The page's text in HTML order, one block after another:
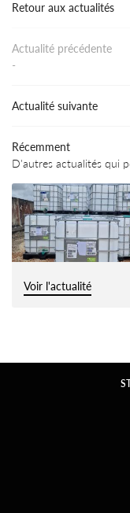
Galerie
Avis
Actualités
Contact
Retour aux actualités
Actualité précédente
-
Actualité suivante
Récemment
D'autres actualités qui
Voir l'actualité